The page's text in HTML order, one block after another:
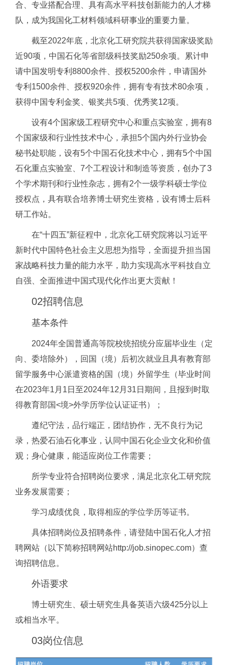
合、专业搭配合理、具有高水平科技创新能力的人才梯
队，成为我国化工材料领域科研事业的重要力量。
截至2022年底，北京化工研究院共获得国家级奖励
近90项，中国石化等省部级科技奖励250余项。累计申
请中国发明专利8800余件、授权5200余件，申请国外
专利1500余件、授权920余件，拥有专有技术80余项，
获得中国专利金奖、银奖共5项、优秀奖12项。
设有4个国家级工程研究中心和重点实验室，拥有8
个国家级和行业性技术中心，承担5个国内外行业协会
秘书处职能，设有5个中国石化技术中心，拥有5个中国
石化重点实验室、7个工程设计和制造等资质，创办了3
个学术期刊和行业性杂志，拥有2个一级学科硕士学位
授权点，具有联合培养博士研究生资格，设有博士后科
研工作站。
在“十四五”新征程中，北京化工研究院将以习近平
新时代中国特色社会主义思想为指导，全面提升担当国
家战略科技力量的能力水平，助力实现高水平科技自立
自强、全面推进中国式现代化作出更大贡献！
02招聘信息
基本条件
2024年全国普通高等院校统招统分应届毕业生（定
向、委培除外），回国（境）后初次就业且具有教育部
留学服务中心派遣资格的国（境）外留学生（毕业时间
在2023年1月1日至2024年12月31日期间，且报到时取
得教育部国<境>外学历学位认证证书）；
遵纪守法，品行端正，团结协作，无不良行为记
录，热爱石油石化事业，认同中国石化企业文化和价值
观；身心健康，能适应岗位工作需要；
所学专业符合招聘岗位要求，满足北京化工研究院
业务发展需要；
学习成绩优良，取得相应的学位学历等证书。
具体招聘岗位及招聘条件，请登陆中国石化人才招
聘网站（以下简称招聘网站http://job.sinopec.com）查
询招聘信息。
外语要求
博士研究生、硕士研究生具备英语六级425分以上
或相当水平。
03岗位信息